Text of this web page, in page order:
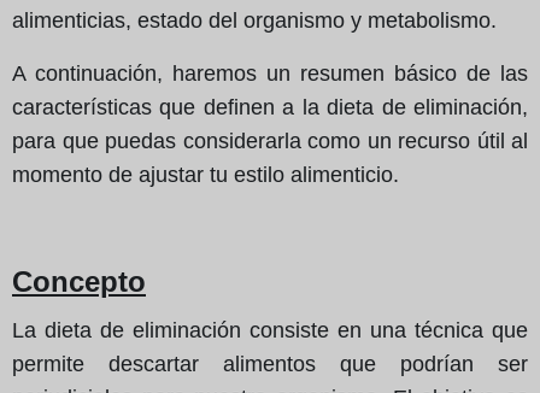
alimenticias, estado del organismo y metabolismo.
A continuación, haremos un resumen básico de las
características que definen a la dieta de eliminación,
para que puedas considerarla como un recurso útil al
momento de ajustar tu estilo alimenticio.
Concepto
La dieta de eliminación consiste en una técnica que
permite descartar alimentos que podrían ser